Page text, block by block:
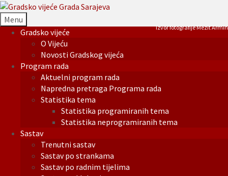
Menu
Gradsko vijeće
O Vijeću
Novosti Gradskog vijeća
Program rada
Aktuelni program rada
Napredna pretraga Programa rada
Statistika tema
Statistika programiranih tema
Statistika neprogramiranih tema
Sastav
Trenutni sastav
Sastav po strankama
Sastav po radnim tijelima
Izvor fotografije Mezit Armin